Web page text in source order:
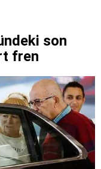
son
fren